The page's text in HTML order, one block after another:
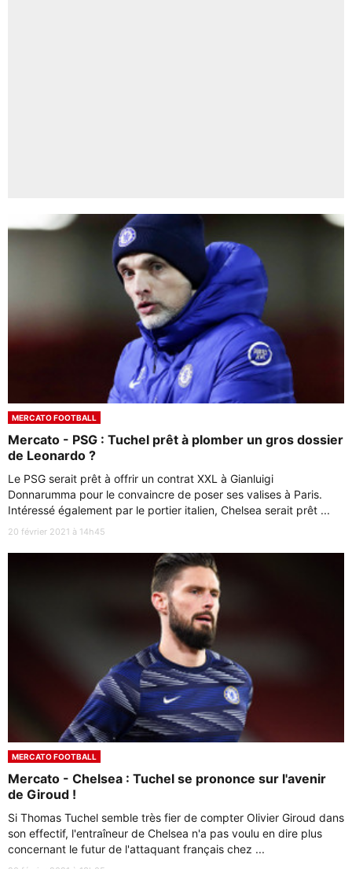
MERCATO FOOTBALL
Mercato - PSG : Tuchel prêt à plomber un gros dossier
de Leonardo ?
Le PSG serait prêt à offrir un contrat XXL à Gianluigi
Donnarumma pour le convaincre de poser ses valises à Paris.
Intéressé également par le portier italien, Chelsea serait prêt ...
20 février 2021 à 14h45
MERCATO FOOTBALL
Mercato - Chelsea : Tuchel se prononce sur l'avenir
de Giroud !
Si Thomas Tuchel semble très fier de compter Olivier Giroud dans
son effectif, l'entraîneur de Chelsea n'a pas voulu en dire plus
concernant le futur de l'attaquant français chez ...